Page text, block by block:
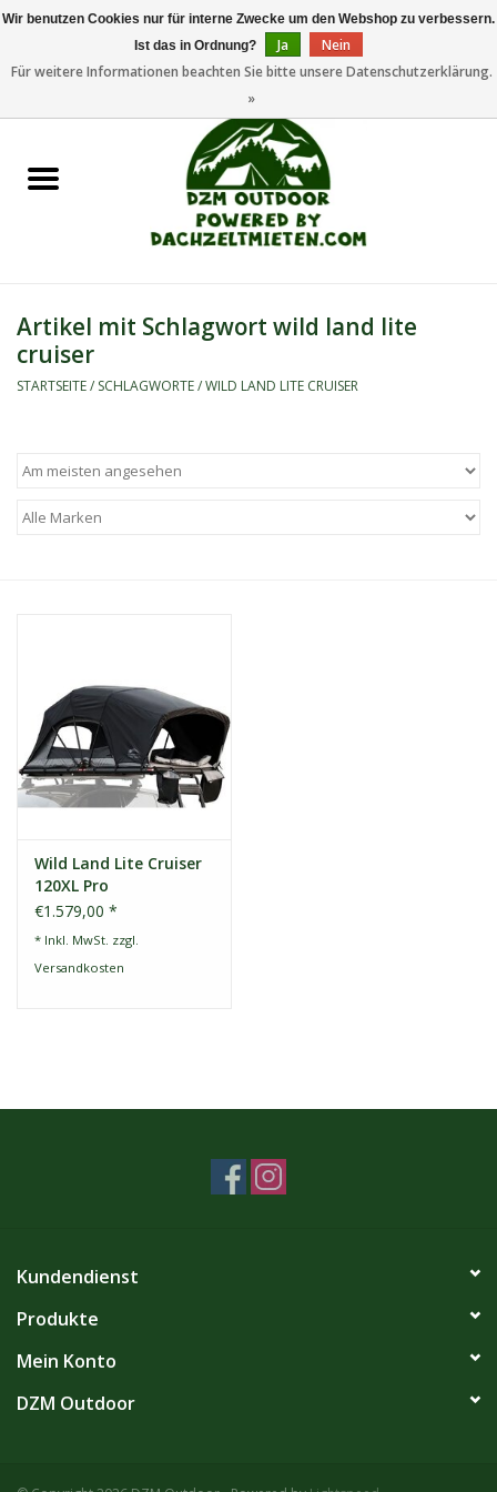
Dachzeltanhänger
Camping/Outdoor
Marken
Artikel mit Schlagwort wild land lite
cruiser
STARTSEITE/ SCHLAGWORTE/WILD LAND LITE CRUISER
Wild Land Lite Cruiser
120XL Pro
€1.579,00 *
* Inkl. MwSt. zzgl.
Versandkosten
Kundendienst
Produkte
Mein Konto
DZM Outdoor
Wir benutzen Cookies nur für interne Zwecke um den Webshop zu verbessern.
Ist das in Ordnung?
Ja
Nein
Für weitere Informationen beachten Sie bitte unsere Datenschutzerklärung.
»